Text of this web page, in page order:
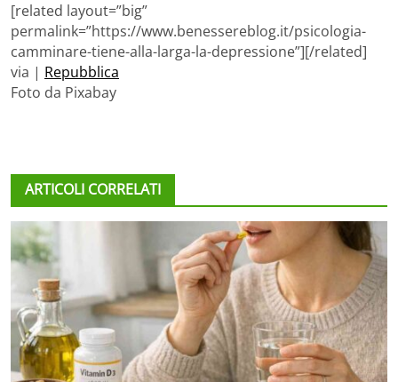
[related layout=”big”
permalink=”https://www.benessereblog.it/psicologia-
camminare-tiene-alla-larga-la-depressione”][/related]
via | Repubblica
Foto da Pixabay
ARTICOLI CORRELATI